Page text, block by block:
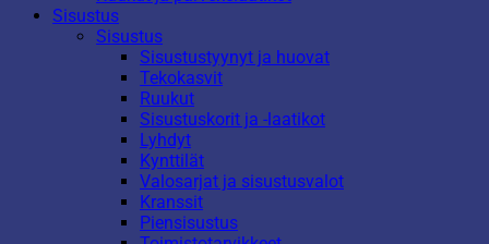
Sisustus
Sisustus
Sisustustyynyt ja huovat
Tekokasvit
Ruukut
Sisustuskorit ja -laatikot
Lyhdyt
Kynttilät
Valosarjat ja sisustusvalot
Kranssit
Piensisustus